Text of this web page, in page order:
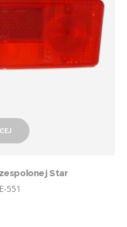
Star
551